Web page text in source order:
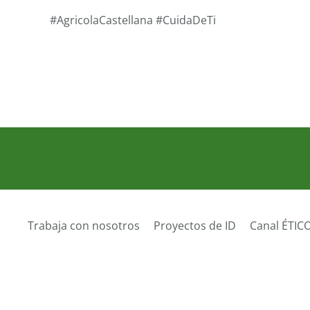
#AgricolaCastellana #CuidaDeTi
Trabaja con nosotros Proyectos de ID Canal